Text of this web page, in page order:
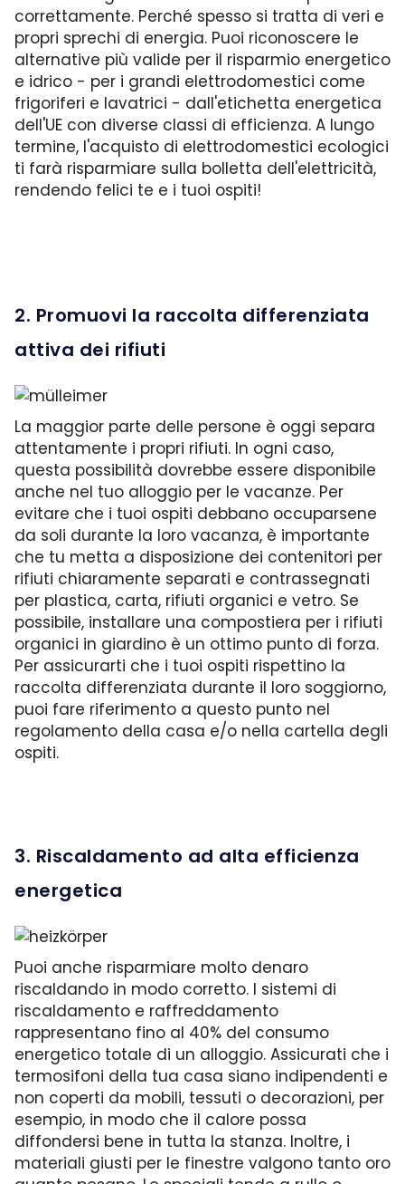
correttamente. Perché spesso si tratta di veri e
propri sprechi di energia. Puoi riconoscere le
alternative più valide per il risparmio energetico
e idrico - per i grandi elettrodomestici come
frigoriferi e lavatrici - dall'etichetta energetica
dell'UE con diverse classi di efficienza. A lungo
termine, l'acquisto di elettrodomestici ecologici
ti farà risparmiare sulla bolletta dell'elettricità,
rendendo felici te e i tuoi ospiti!
2. Promuovi la raccolta differenziata
attiva dei rifiuti
La maggior parte delle persone è oggi separa
attentamente i propri rifiuti. In ogni caso,
questa possibilità dovrebbe essere disponibile
anche nel tuo alloggio per le vacanze. Per
evitare che i tuoi ospiti debbano occuparsene
da soli durante la loro vacanza, è importante
che tu metta a disposizione dei contenitori per
rifiuti chiaramente separati e contrassegnati
per plastica, carta, rifiuti organici e vetro. Se
possibile, installare una compostiera per i rifiuti
organici in giardino è un ottimo punto di forza.
Per assicurarti che i tuoi ospiti rispettino la
raccolta differenziata durante il loro soggiorno,
puoi fare riferimento a questo punto nel
regolamento della casa e/o nella cartella degli
ospiti.
3. Riscaldamento ad alta efficienza
energetica
Puoi anche risparmiare molto denaro
riscaldando in modo corretto. I sistemi di
riscaldamento e raffreddamento
rappresentano fino al 40% del consumo
energetico totale di un alloggio. Assicurati che i
termosifoni della tua casa siano indipendenti e
non coperti da mobili, tessuti o decorazioni, per
esempio, in modo che il calore possa
diffondersi bene in tutta la stanza. Inoltre, i
materiali giusti per le finestre valgono tanto oro